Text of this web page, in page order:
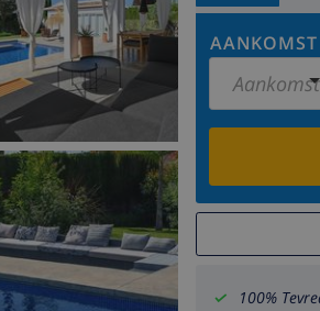
AANKOMST
Aankomst
100%